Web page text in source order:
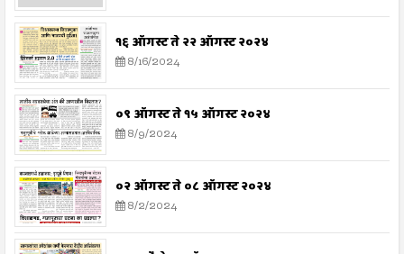
१६ ऑगस्ट ते २२ ऑगस्ट २०२४
8/16/2024
०९ ऑगस्ट ते १५ ऑगस्ट २०२४
8/9/2024
०२ ऑगस्ट ते ०८ ऑगस्ट २०२४
8/2/2024